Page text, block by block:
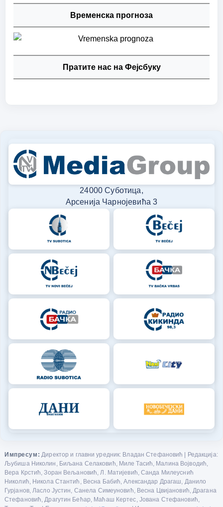
Временска прогноза
Пратите нас на Фејсбуку
24000 Суботица,
Арсенија Чарнојевића 3
Импресум: Директор и главни уредник: Владан Стефановић | Редакција:
Љубиша Николин, Биљана Селаковић, Миле Тасић, Малина Војводић,
Вера Крстић, Зоран Вељановић, Л. Матијевић, Санда Милеуснић
Николић, Никола Стантић, Весна Бабић, Александар Драгаш, Данило
Гурјанов, Ласло Јустин, Санела Симеуновић, Весна Цвијановић, Драгана
Стефановић, Драгутин Бећар, Маћаш Кертес, Јована Стефановић,